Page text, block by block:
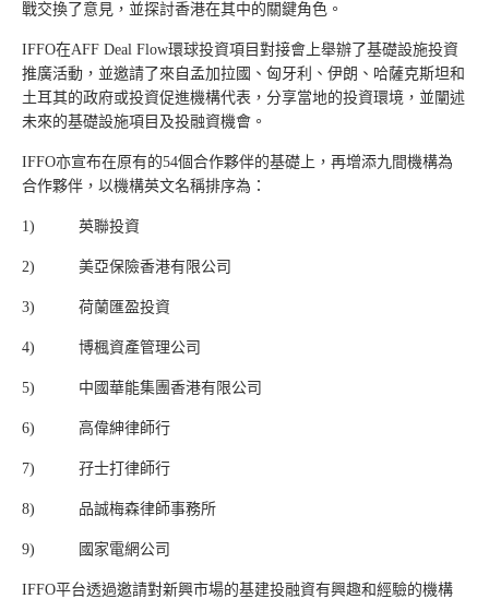
戰交換了意見，並探討香港在其中的關鍵角色。
IFFO在AFF Deal Flow環球投資項目對接會上舉辦了基礎設施投資
推廣活動，並邀請了來自孟加拉國、匈牙利、伊朗、哈薩克斯坦和
土耳其的政府或投資促進機構代表，分享當地的投資環境，並闡述
未來的基礎設施項目及投融資機會。
IFFO亦宣布在原有的54個合作夥伴的基礎上，再增添九間機構為
合作夥伴，以機構英文名稱排序為：
1) 英聯投資
2) 美亞保險香港有限公司
3) 荷蘭匯盈投資
4) 博楓資產管理公司
5) 中國華能集團香港有限公司
6) 高偉紳律師行
7) 孖士打律師行
8) 品誠梅森律師事務所
9) 國家電網公司
IFFO平台透過邀請對新興市場的基建投融資有興趣和經驗的機構